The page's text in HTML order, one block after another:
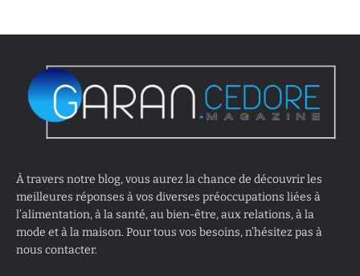
À travers notre blog, vous aurez la chance de découvrir les
meilleures réponses à vos diverses préoccupations liées à
l’alimentation, à la santé, au bien-être, aux relations, à la
mode et à la maison. Pour tous vos besoins, n’hésitez pas à
nous contacter.